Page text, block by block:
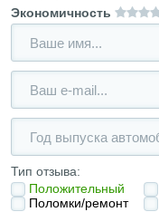
Экономичность
Тип отзыва:
Положительный
Поломки/ремонт